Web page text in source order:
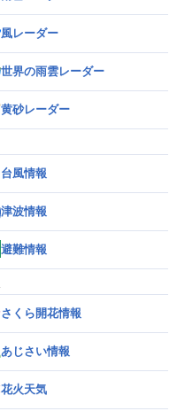
風レーダー
世界の雨雲レーダー
黄砂レーダー
台風情報
津波情報
避難情報
さくら開花情報
あじさい情報
花火天気